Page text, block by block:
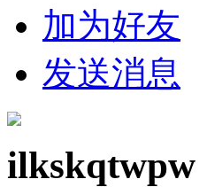
加为好友
发送消息
ilkskqtwpw